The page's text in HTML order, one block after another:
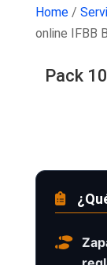
Home/
online IFBB
Pack